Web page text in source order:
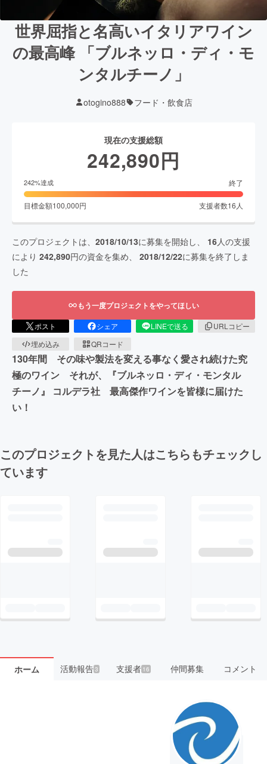
世界屈指と名高いイタリアワイン
の最高峰 「ブルネッロ・ディ・モ
ンタルチーノ」
otogino888 フード・飲食店
現在の支援総額
242,890円
242%達成 終了
目標金額100,000円 支援者数16 人
このプロジェクトは、 2018/10/13に募集を開始し、 16人の支援
により 242,890円の資金を集め、 2018/12/22に募集を終了しま
した
もう一度プロジェクトをやってほしい
ポスト シェア LINEで送る
URLコピー
埋め込み
QRコード
130年間 その味や製法を変える事なく愛され続けた究
極のワイン それが、『ブルネッロ・ディ・モンタル
チーノ』 コルデラ社 最高傑作ワインを皆様に届けた
い！
このプロジェクトを見た人はこちらもチェックし
ています
ホーム 活動報告3 支援者 16 仲間募集 コメント